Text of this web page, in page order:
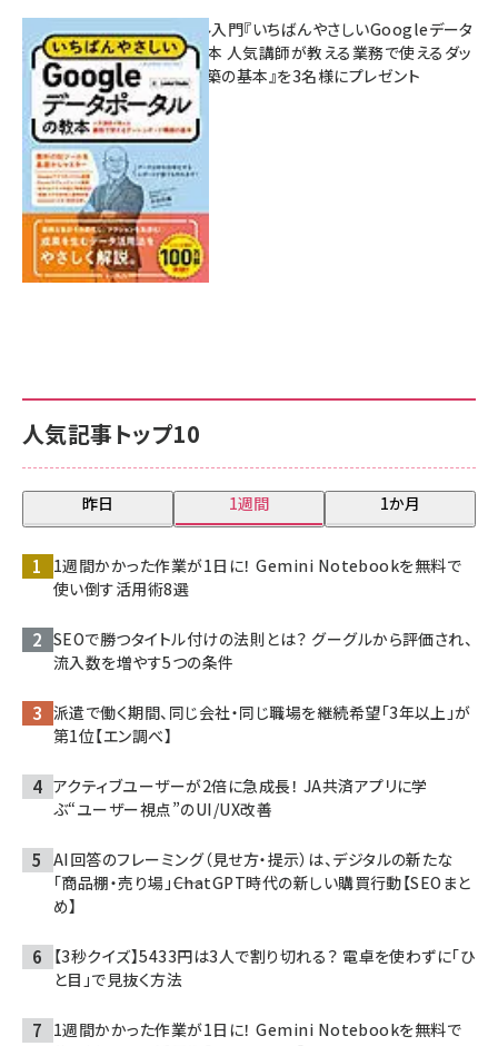
人気記事トップ10
昨日 1週間 1か月
1週間かかった作業が1日に！ Gemini Notebookを無料で
使い倒す活用術8選
SEOで勝つタイトル付けの法則とは？ グーグルから評価され、
流入数を増やす5つの条件
派遣で働く期間、同じ会社・同じ職場を継続希望「3年以上」が
第1位【エン調べ】
アクティブユーザーが2倍に急成長！ JA共済アプリに学
ぶ“ユーザー視点”のUI/UX改善
AI回答のフレーミング（見せ方・提示）は、デジタルの新たな
「商品棚・売り場」――ChatGPT時代の新しい購買行動【SEOまと
め】
【3秒クイズ】5433円は3人で割り切れる？ 電卓を使わずに「ひ
と目」で見抜く方法
1週間かかった作業が1日に！ Gemini Notebookを無料で
無料BIツール入門『いちばんやさしいGoogleデータ
ポータルの教本 人気講師が教える業務で使えるダッ
シュボード構築の基本』を3名様にプレゼント
7月31日 10:00